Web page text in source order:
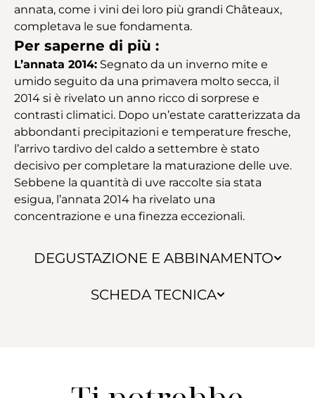
DEGUSTAZIONE E ABBINAMENTO
SCHEDA TECNICA
annata, come i vini dei loro più grandi Châteaux,
completava le sue fondamenta.
Per saperne di più :
L’annata 2014: Segnato da un inverno mite e
umido seguito da una primavera molto secca, il
2014 si è rivelato un anno ricco di sorprese e
contrasti climatici. Dopo un’estate caratterizzata da
abbondanti precipitazioni e temperature fresche,
l’arrivo tardivo del caldo a settembre è stato
decisivo per completare la maturazione delle uve.
Sebbene la quantità di uve raccolte sia stata
esigua, l’annata 2014 ha rivelato una
concentrazione e una finezza eccezionali.